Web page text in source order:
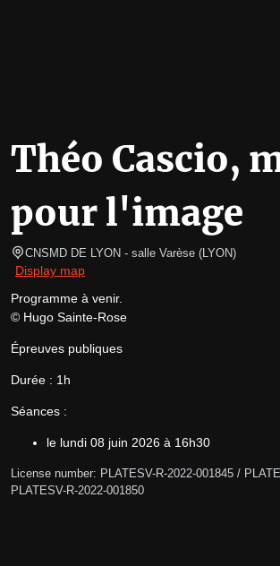
Théo Cascio,
pour l'image
CNSMD DE LYON - salle Varèse (LYON)
Display map
Programme à venir.
© Hugo Sainte-Rose
Épreuves publiques
Durée : 1h
Séances :
le lundi 08 juin 2026 à 16h30
License number: PLATESV-R-2022-001845 /
PLATESV-R-2022-001850